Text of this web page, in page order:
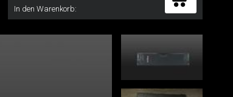
In den Warenkorb: